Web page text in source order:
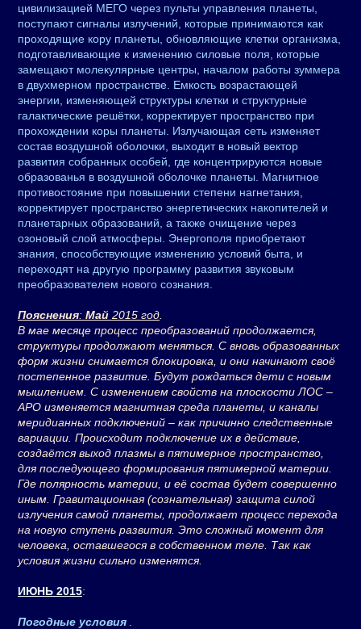
цивилизацией МЕГО через пульты управления планеты,
поступают сигналы излучений, которые принимаются как
проходящие кору планеты, обновляющие клетки организма,
подготавливающие к изменению силовые поля, которые
замещают молекулярные центры, началом работы зуммера
в двухмерном пространстве. Емкость возрастающей
энергии, изменяющей структуры клетки и структурные
галактические решётки, корректирует пространство при
прохождении коры планеты. Излучающая сеть изменяет
состав воздушной оболочки, выходит в новый вектор
развития собранных особей, где концентрируются новые
образованья в воздушной оболочке планеты. Магнитное
противостояние при повышении степени нагнетания,
корректирует пространство энергетических накопителей и
планетарных образований, а также очищение через
озоновый слой атмосферы. Энергополя приобретают
знания, способствующие изменению условий быта, и
переходят на другую программу развития звуковым
преобразователем нового сознания.
Пояснения: Май 2015 год
В мае месяце процесс преобразований продолжается,
структуры продолжают меняться. С вновь образованных
форм жизни снимается блокировка, и они начинают своё
постепенное развитие. Будут рождаться дети с новым
мышлением. С изменением свойств на плоскости ЛОС –
АРО изменяется магнитная среда планеты, и каналы
меридианных подключений – как причинно следственные
вариации. Происходит подключение их в действие,
создаётся выход плазмы в пятимерное пространство,
для последующего формирования пятимерной материи.
Где полярность материи, и её состав будет совершенно
иным. Гравитационная (сознательная) защита силой
излучения самой планеты, продолжает процесс перехода
на новую ступень развития. Это сложный момент для
человека, оставшегося в собственном теле. Так как
условия жизни сильно изменятся.
ИЮНЬ 2015:
Погодные условия